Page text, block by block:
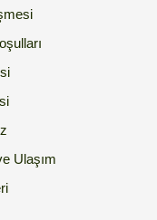
Ulaşım